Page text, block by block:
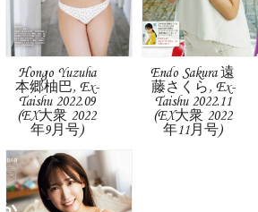
Hongo Yuzuha
本郷柚巴, Ex-
Taishu 2022.09
(EX大衆 2022
年9月号)
Endo Sakura 遠
藤さくら, Ex-
Taishu 2022.11
(EX大衆 2022
年11月号)